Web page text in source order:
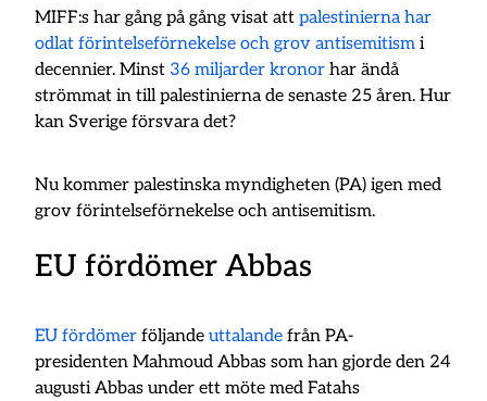
MIFF:s har gång på gång visat attpalestinierna har
odlat förintelseförnekelse och grov antisemitism i
decennier. Minst 36 miljarder kronor har ändå
strömmat in till palestinierna de senaste 25 åren. Hur
kan Sverige försvara det?
Nu kommer palestinska myndigheten (PA) igen med
grov förintelseförnekelse och antisemitism.
EU fördömer Abbas
EU fördömerföljandeuttalande från PA-
presidenten Mahmoud Abbas som han gjorde den 24
augusti Abbas under ett möte med Fatahs